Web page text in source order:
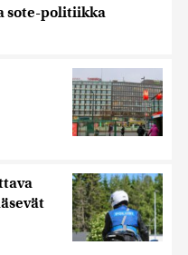
sote-politiikka